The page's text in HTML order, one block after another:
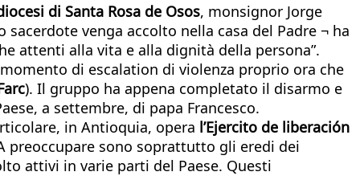
di Santa Rosa de Osos, monsignor Jorge
venga accolto nella casa del Padre ¬ ha
attenti alla vita e alla dignità della persona”.
di escalation di violenza proprio ora che
). Il gruppo ha appena completato il disarmo e
a settembre, di papa Francesco.
in Antioquia, opera l’Ejercito de liberación
preoccupare sono soprattutto gli eredi dei
attivi in varie parti del Paese. Questi